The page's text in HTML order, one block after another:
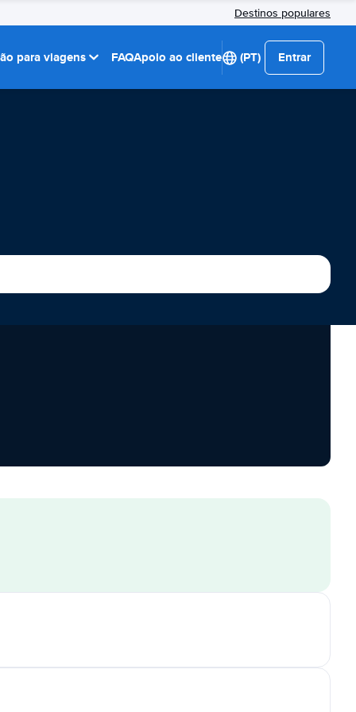
Destinos populares
para viagens FAQApoio ao cliente (PT) Entrar